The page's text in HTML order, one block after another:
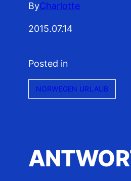
ByCharlotte
2015.07.14
Posted in
NORWEGEN URLAUB